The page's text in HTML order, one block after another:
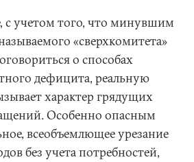
с учетом того, что минувшим
«сверхкомитета»
о способах
дефицита, реальную
характер грядущих
Особенно опасным
всеобъемлющее урезание
без учета потребностей,